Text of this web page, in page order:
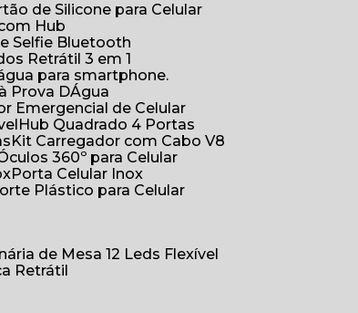
de Silicone para Celular
Hub
Selfie Bluetooth
Retrátil 3 em 1
para smartphone.
Prova DÁgua
Emergencial de Celular
Hub Quadrado 4 Portas
Kit Carregador com Cabo V8
Óculos 360º para Celular
Porta Celular Inox
Plástico para Celular
de Mesa 12 Leds Flexível
Retrátil